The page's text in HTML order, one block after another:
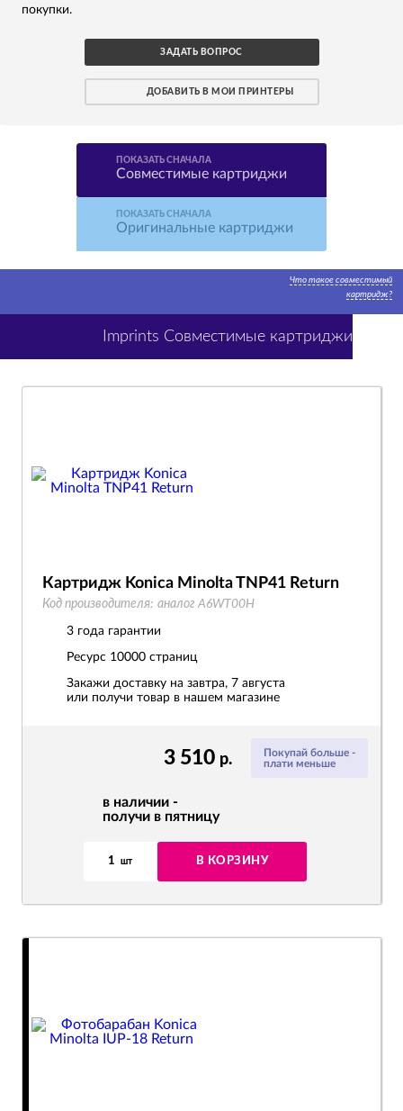
покупки.
ЗАДАТЬ ВОПРОС
ДОБАВИТЬ В МОИ ПРИНТЕРЫ
ПОКАЗАТЬ СНАЧАЛА
Совместимые картриджи
ПОКАЗАТЬ СНАЧАЛА
Оригинальные картриджи
Что такое совместимый
картридж?
Imprints Совместимые картриджи
Покупай больше -
плати меньше
3 510 р.
в наличии -
получи в пятницу
1 шт В КОРЗИНУ
Картридж Konica Minolta TNP41 Return
Код производителя: аналог A6WT00H
3 года гарантии
Ресурс 10000 страниц
Закажи доставку на завтра, 7 августа
или получи товар в нашем магазине